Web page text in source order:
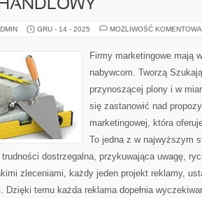
GRU - 14 - 2025 MOŻLIWOŚĆ
Firmy marketingowe mają
nabywcom. Tworzą
przynoszącej plony i w
się zastanowić nad
marketingowej, która
To jedna z w najwyższym
dostrzegalna, przykuwająca uwagę,
zleceniami, każdy jeden projekt reklamy,
Dzięki temu każda reklama dopełnia